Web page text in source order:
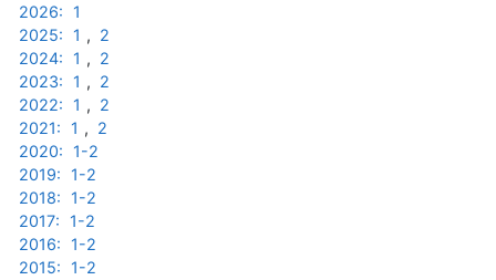
2026:
1
2025:
1 , 2
2024:
1 , 2
2023:
1 , 2
2022:
1 , 2
2021:
1 , 2
2020:
1-2
2019:
1-2
2018:
1-2
2017:
1-2
2016:
1-2
2015:
1-2